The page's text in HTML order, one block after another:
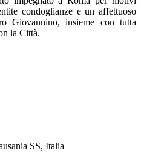
condoglianze e un affettuoso
Giovannino, insieme con tutta
la Città.
SS, Italia